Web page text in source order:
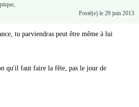
Posté(e) le 29 juin 2013
tu parviendras peut être même à lui
qu'il faut faire la fête, pas le jour de